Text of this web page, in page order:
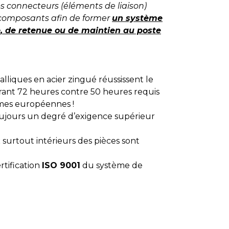
connecteurs (éléments de liaison)
afin de former un système
de retenue ou de maintien au poste
en acier zingué réussissent le
72 heures contre 50 heures requis
européennes !
un degré d’exigence supérieur
intérieurs des pièces sont
ISO 9001 du système de